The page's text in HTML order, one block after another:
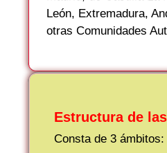
León, Extremadura,
otras Comunidades
Estructura de
Consta de 3 ámbitos: